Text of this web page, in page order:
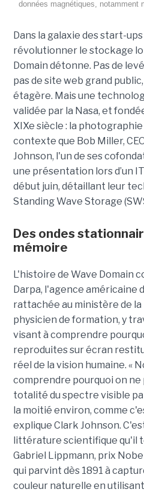
données magnétiques, notamment
Dans la galaxie des start-
révolutionner le stockage
Domain détonne. Pas de
pas de site web grand
étagère. Mais une
validée par la Nasa, et
XIXe siècle : la
contexte que Bob Miller,
Johnson, l'un de ses
une présentation lors d’un
début juin, détaillant leur
Standing Wave Storage
Des ondes
mémoire
L'histoire de Wave Domain
Darpa, l'agence américaine
rattachée au ministère de la
physicien de formation, y
visant à comprendre
reproduites sur écran
réel de la vision humaine. «
comprendre pourquoi on ne
totalité du spectre visible
la moitié environ, comme
explique Clark Johnson.
littérature scientifique qu'il
Gabriel Lippmann, prix
qui parvint dès 1891 à
couleur naturelle en